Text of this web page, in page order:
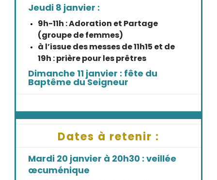
Jeudi 8 janvier :
9h-11h : Adoration et Partage
(groupe de femmes)
à l’issue des messes de 11h15 et de
19h : prière pour les prêtres
Dimanche 11 janvier : fête du
Baptême du Seigneur
Dates à retenir :
Mardi 20 janvier à 20h30 : veillée
œcuménique